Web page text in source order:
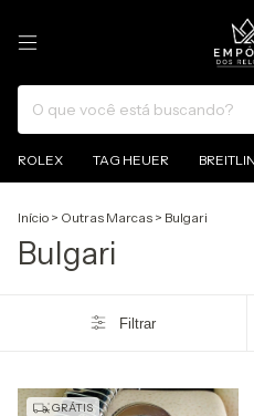
ROLEX TAG HEUER
Início > Outras Marcas > Bulgari
Bulgari
Filtrar
GRÁTIS